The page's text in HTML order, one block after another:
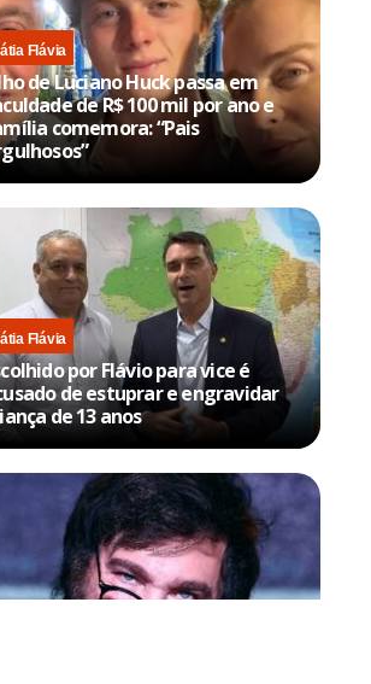
Flávia
de Luciano Huck passa em
de R$ 100 mil por ano e
comemora: “Pais
Flávia
por Flávio para vice é
de estuprar e engravidar
de 13 anos